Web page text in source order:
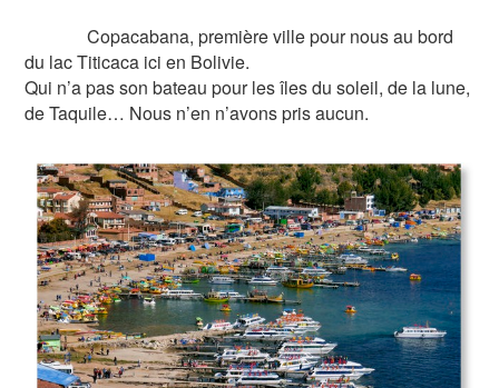
Copacabana, première ville pour nous au bord
du lac Titicaca ici en Bolivie.
Qui n’a pas son bateau pour les îles du soleil, de la lune,
de Taquile… Nous n’en n’avons pris aucun.